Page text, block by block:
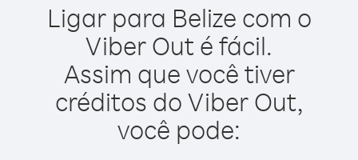
Ligar para Belize com o
Viber Out é fácil.
Assim que você tiver
créditos do Viber Out,
você pode: